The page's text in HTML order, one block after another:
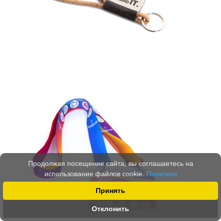
Принять
Отклонить
Продолжая посещение сайта, вы соглашаетесь на
использование файлов cookie. Политика